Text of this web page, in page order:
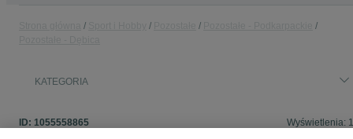
KATEGORIA
ID: 1055558865 Wyświetlenia: